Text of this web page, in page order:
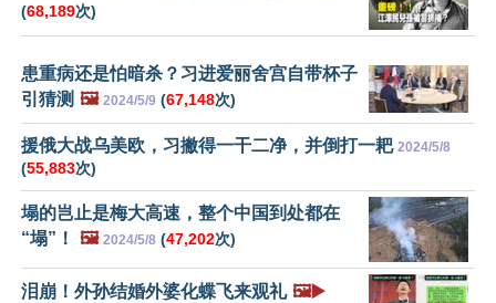
(68,189次)
患重病还是怕暗杀？习进爱丽舍宫自带杯子
引猜测 🖼️ 2024/5/9 (67,148次)
援俄大战乌美欧，习撇得一干二净，并倒打一耙 2024/5/8
(55,883次)
塌的岂止是梅大高速，整个中国到处都在
“塌”！
🖼️ 2024/5/8 (47,202次)
泪崩！外孙结婚外婆化蝶飞来观礼 🖼️▶️